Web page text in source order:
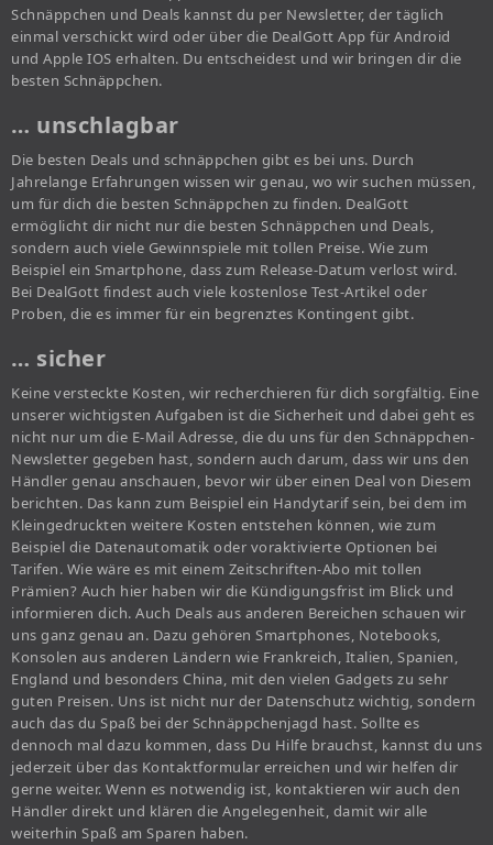
Schnäppchen und Deals kannst du per Newsletter, der täglich
einmal verschickt wird oder über die DealGott App für Android
und Apple IOS erhalten. Du entscheidest und wir bringen dir die
besten Schnäppchen.
… unschlagbar
Die besten Deals und schnäppchen gibt es bei uns. Durch
Jahrelange Erfahrungen wissen wir genau, wo wir suchen müssen,
um für dich die besten Schnäppchen zu finden. DealGott
ermöglicht dir nicht nur die besten Schnäppchen und Deals,
sondern auch viele Gewinnspiele mit tollen Preise. Wie zum
Beispiel ein Smartphone, dass zum Release-Datum verlost wird.
Bei DealGott findest auch viele kostenlose Test-Artikel oder
Proben, die es immer für ein begrenztes Kontingent gibt.
… sicher
Keine versteckte Kosten, wir recherchieren für dich sorgfältig. Eine
unserer wichtigsten Aufgaben ist die Sicherheit und dabei geht es
nicht nur um die E-Mail Adresse, die du uns für den Schnäppchen-
Newsletter gegeben hast, sondern auch darum, dass wir uns den
Händler genau anschauen, bevor wir über einen Deal von Diesem
berichten. Das kann zum Beispiel ein Handytarif sein, bei dem im
Kleingedruckten weitere Kosten entstehen können, wie zum
Beispiel die Datenautomatik oder voraktivierte Optionen bei
Tarifen. Wie wäre es mit einem Zeitschriften-Abo mit tollen
Prämien? Auch hier haben wir die Kündigungsfrist im Blick und
informieren dich. Auch Deals aus anderen Bereichen schauen wir
uns ganz genau an. Dazu gehören Smartphones, Notebooks,
Konsolen aus anderen Ländern wie Frankreich, Italien, Spanien,
England und besonders China, mit den vielen Gadgets zu sehr
guten Preisen. Uns ist nicht nur der Datenschutz wichtig, sondern
auch das du Spaß bei der Schnäppchenjagd hast. Sollte es
dennoch mal dazu kommen, dass Du Hilfe brauchst, kannst du uns
jederzeit über das Kontaktformular erreichen und wir helfen dir
gerne weiter. Wenn es notwendig ist, kontaktieren wir auch den
Händler direkt und klären die Angelegenheit, damit wir alle
weiterhin Spaß am Sparen haben.